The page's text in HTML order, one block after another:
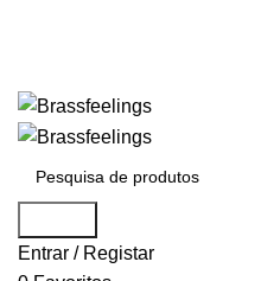
Entrar / Registar